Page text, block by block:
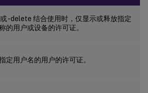
-delete 结合使用时，仅显示或释放指定
的用户或设备的许可证。
定用户名的用户的许可证。